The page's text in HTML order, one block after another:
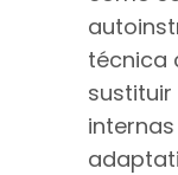
técnica